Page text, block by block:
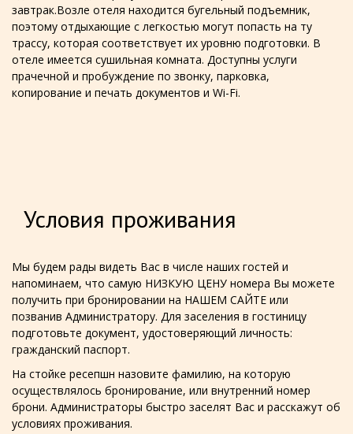
завтрак.Возле отеля находится бугельный подъемник,
поэтому отдыхающие с легкостью могут попасть на ту
трассу, которая соответствует их уровню подготовки. В
отеле имеется сушильная комната. Доступны услуги
прачечной и пробуждение по звонку, парковка,
копирование и печать документов и Wi-Fi.
Условия проживания
Мы будем рады видеть Вас в числе наших гостей и
напоминаем, что самую НИЗКУЮ ЦЕНУ номера Вы можете
получить при бронировании на НАШЕМ САЙТЕ или
позванив Администратору. Для заселения в гостиницу
подготовьте документ, удостоверяющий личность:
гражданский паспорт.
На стойке ресепшн назовите фамилию, на которую
осуществлялось бронирование, или внутренний номер
брони. Администраторы быстро заселят Вас и расскажут об
условиях проживания.